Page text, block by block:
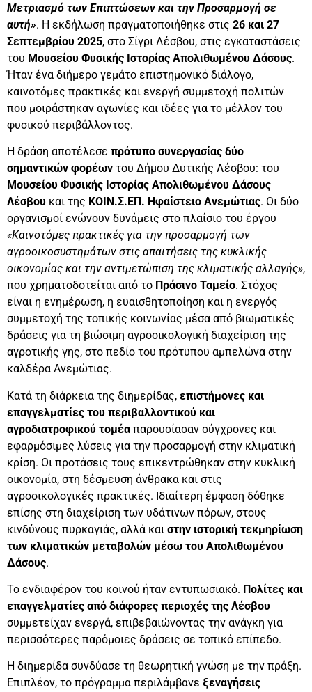
Μετριασμό των Επιπτώσεων και την Προσαρμογή σε
αυτή». Η εκδήλωση πραγματοποιήθηκε στις 26 και 27
Σεπτεμβρίου 2025, στο Σίγρι Λέσβου, στις εγκαταστάσεις
του Μουσείου Φυσικής Ιστορίας Απολιθωμένου Δάσους.
Ήταν ένα διήμερο γεμάτο επιστημονικό διάλογο,
καινοτόμες πρακτικές και ενεργή συμμετοχή πολιτών
που μοιράστηκαν αγωνίες και ιδέες για το μέλλον του
φυσικού περιβάλλοντος.
Η δράση αποτέλεσε πρότυπο συνεργασίας δύο
σημαντικών φορέων του Δήμου Δυτικής Λέσβου: του
Μουσείου Φυσικής Ιστορίας Απολιθωμένου Δάσους
Λέσβου και της ΚΟΙΝ.Σ.ΕΠ. Ηφαίστειο Ανεμώτιας. Οι δύο
οργανισμοί ενώνουν δυνάμεις στο πλαίσιο του έργου
«Καινοτόμες πρακτικές για την προσαρμογή των
αγροοικοσυστημάτων στις απαιτήσεις της κυκλικής
οικονομίας και την αντιμετώπιση της κλιματικής αλλαγής»,
που χρηματοδοτείται από το Πράσινο Ταμείο. Στόχος
είναι η ενημέρωση, η ευαισθητοποίηση και η ενεργός
συμμετοχή της τοπικής κοινωνίας μέσα από βιωματικές
δράσεις για τη βιώσιμη αγροοικολογική διαχείριση της
αγροτικής γης, στο πεδίο του πρότυπου αμπελώνα στην
καλδέρα Ανεμώτιας.
Κατά τη διάρκεια της διημερίδας, επιστήμονες και
επαγγελματίες του περιβαλλοντικού και
αγροδιατροφικού τομέα παρουσίασαν σύγχρονες και
εφαρμόσιμες λύσεις για την προσαρμογή στην κλιματική
κρίση. Οι προτάσεις τους επικεντρώθηκαν στην κυκλική
οικονομία, στη δέσμευση άνθρακα και στις
αγροοικολογικές πρακτικές. Ιδιαίτερη έμφαση δόθηκε
επίσης στη διαχείριση των υδάτινων πόρων, στους
κινδύνους πυρκαγιάς, αλλά και στην ιστορική τεκμηρίωση
των κλιματικών μεταβολών μέσω του Απολιθωμένου
Δάσους.
Το ενδιαφέρον του κοινού ήταν εντυπωσιακό. Πολίτες και
επαγγελματίες από διάφορες περιοχές της Λέσβου
συμμετείχαν ενεργά, επιβεβαιώνοντας την ανάγκη για
περισσότερες παρόμοιες δράσεις σε τοπικό επίπεδο.
Η διημερίδα συνδύασε τη θεωρητική γνώση με την πράξη.
Επιπλέον, το πρόγραμμα περιλάμβανε ξεναγήσεις